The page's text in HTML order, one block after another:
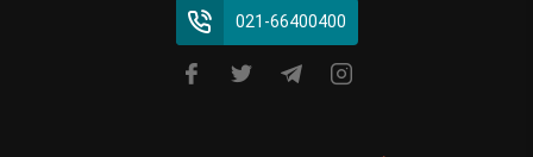
021-66400400